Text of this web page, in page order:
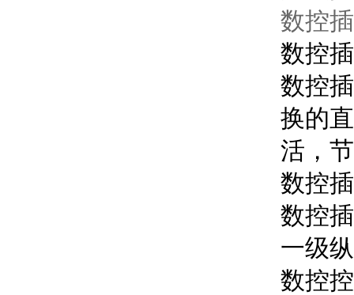
数控
数控
数控
换的
活，
数控
数控
一级
数控